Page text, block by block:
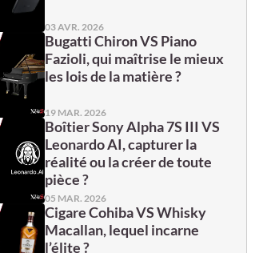
03 AVR. 2026
Bugatti Chiron VS Piano
Fazioli, qui maîtrise le mieux
les lois de la matière ?
19 MAR. 2026
Boîtier Sony Alpha 7S III VS
Leonardo AI, capturer la
réalité ou la créer de toute
pièce ?
05 MAR. 2026
Cigare Cohiba VS Whisky
Macallan, lequel incarne
l’élite ?